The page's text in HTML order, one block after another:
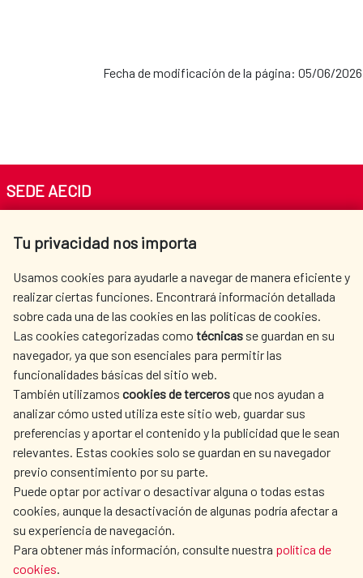
Fecha de modificación de la página: 05/06/2026
Tu privacidad nos importa
Usamos cookies para ayudarle a navegar de manera eficiente y
realizar ciertas funciones. Encontrará información detallada
sobre cada una de las cookies en las políticas de cookies.
Las cookies categorizadas como técnicas se guardan en su
navegador, ya que son esenciales para permitir las
funcionalidades básicas del sitio web.
También utilizamos cookies de tercerosque nos ayudan a
analizar cómo usted utiliza este sitio web, guardar sus
preferencias y aportar el contenido y la publicidad que le sean
relevantes. Estas cookies solo se guardan en su navegador
previo consentimiento por su parte.
Puede optar por activar o desactivar alguna o todas estas
cookies, aunque la desactivación de algunas podría afectar a
su experiencia de navegación.
Para obtener más información, consulte nuestra política de
cookies.
SEDE AECID
Tel. +34 900 20 30 54​​​​​​​
AECID
OÙ NOUS COOPÉRONS
L'ACTION HUMANITAIRE
ESPAGNOLE
SALLE DE PRESSE
CULTURE ET SCIENCE BIBLIOTHÈQUE
NOS RÉSEAUX SOCIAUX